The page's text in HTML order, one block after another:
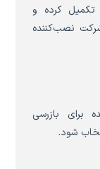
تکمیل کرده و
نصب‌کننده
برای بازرسی
شود.